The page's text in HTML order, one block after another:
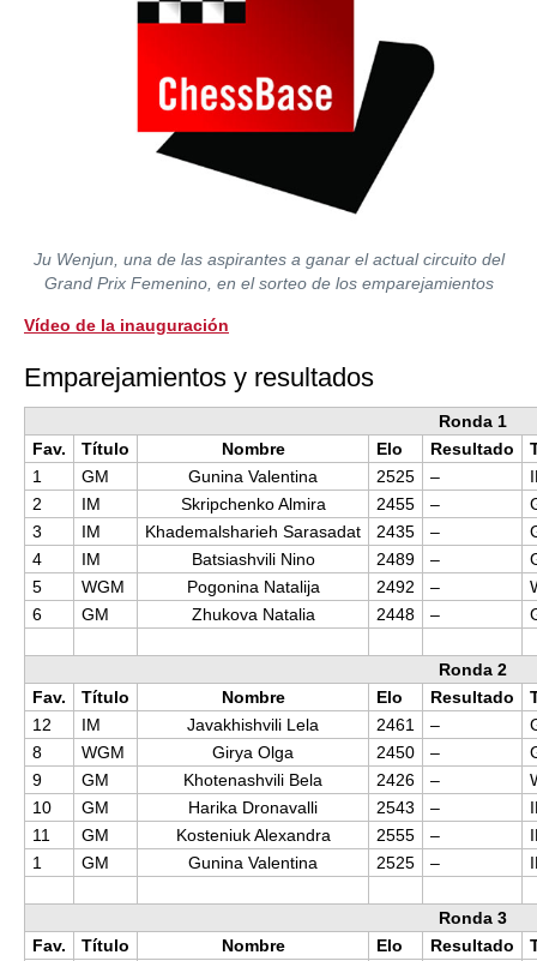
Ju Wenjun, una de las aspirantes a ganar el actual circuito del
Grand Prix Femenino, en el sorteo de los emparejamientos
Vídeo de la inauguración
Emparejamientos y resultados
Ronda 1
Fav.
Título Nombre Elo Resultado
1
GM Gunina Valentina 2525 –
2
IM Skripchenko Almira 2455 –
3
IM Khademalsharieh Sarasadat 2435 –
4
IM Batsiashvili Nino 2489 –
5
WGM Pogonina Natalija 2492 –
6
GM Zhukova Natalia 2448 –
Ronda 2
Fav.
Título Nombre Elo Resultado
12
IM Javakhishvili Lela 2461 –
8
WGM Girya Olga 2450 –
9
GM Khotenashvili Bela 2426 –
10
GM Harika Dronavalli 2543 –
11
GM Kosteniuk Alexandra 2555 –
1
GM Gunina Valentina 2525 –
Ronda 3
Fav.
Título Nombre Elo Resultado